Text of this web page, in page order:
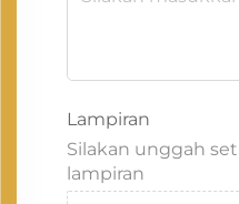
Lampiran
Silakan unggah
lampiran